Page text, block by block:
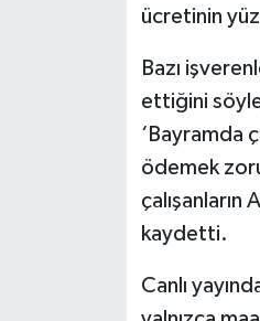
ücretinin
Bazı
ettiğini
‘Bayramda
ödemek
kaydetti.
Canlı